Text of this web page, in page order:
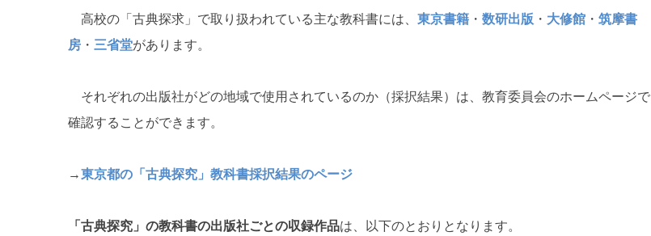
高校の「古典探求」で取り扱われている主な教科書には、 東京書籍 ・ 数研出版 ・ 大修館 ・ 筑摩書
房 ・ 三省堂があります。
それぞれの出版社がどの地域で使用されているのか（採択結果）は、教育委員会のホームページで
確認することができます。
→東京都の「古典探究」教科書採択結果のページ
「古典探究」の教科書の出版社ごとの収録作品は、以下のとおりとなります。